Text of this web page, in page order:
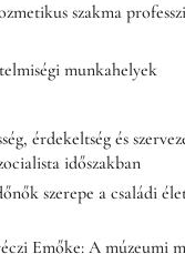
szakma
munkahelyek
érdekeltség és
időszakban
szerepe a családi
Emőke: A múzeumi